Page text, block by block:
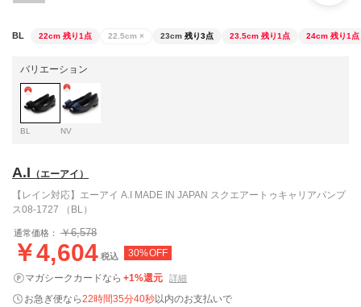
BL 22cm 残り1点 22.5cm × 23cm 残り3点 23.5cm 残り1点 24cm 残り1点
バリエーション
BL NV
A.I （エーアイ）
【レイン対応】エーアイ A.I MADE IN JAPAN スクエアートゥキャリアパンプ
ス08-1727 （BL）
通常価格： ￥6,578
￥4,604 税込 30%OFF
マガシークカードなら +1%還元 詳細
お急ぎ便なら22時間35分39秒以内のお支払いで